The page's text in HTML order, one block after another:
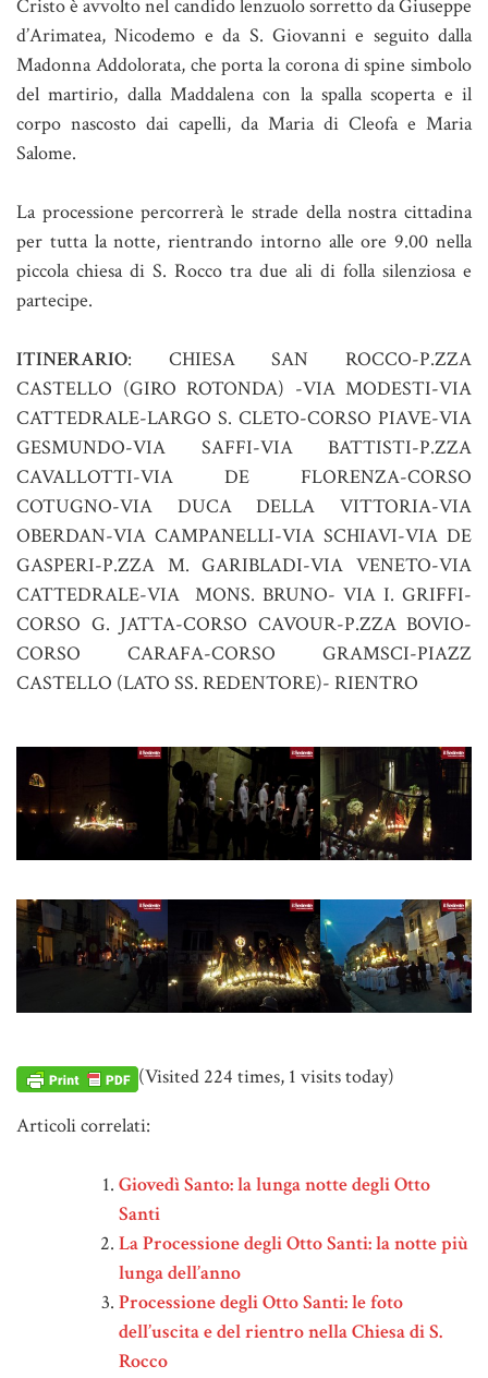
Cristo è avvolto nel candido lenzuolo sorretto da Giuseppe
d’Arimatea, Nicodemo e da S. Giovanni e seguito dalla
Madonna Addolorata, che porta la corona di spine simbolo
del martirio, dalla Maddalena con la spalla scoperta e il
corpo nascosto dai capelli, da Maria di Cleofa e Maria
Salome.
La processione percorrerà le strade della nostra cittadina
per tutta la notte, rientrando intorno alle ore 9.00 nella
piccola chiesa di S. Rocco tra due ali di folla silenziosa e
partecipe.
ITINERARIO: CHIESA SAN ROCCO-P.ZZA
CASTELLO (GIRO ROTONDA) -VIA MODESTI-VIA
CATTEDRALE-LARGO S. CLETO-CORSO PIAVE-VIA
GESMUNDO-VIA SAFFI-VIA BATTISTI-P.ZZA
CAVALLOTTI-VIA DE FLORENZA-CORSO
COTUGNO-VIA DUCA DELLA VITTORIA-VIA
OBERDAN-VIA CAMPANELLI-VIA SCHIAVI-VIA DE
GASPERI-P.ZZA M. GARIBLADI-VIA VENETO-VIA
CATTEDRALE-VIA MONS. BRUNO- VIA I. GRIFFI-
CORSO G. JATTA-CORSO CAVOUR-P.ZZA BOVIO-
CORSO CARAFA-CORSO GRAMSCI-PIAZZ
CASTELLO (LATO SS. REDENTORE)- RIENTRO
(Visited 224 times, 1 visits today)
Articoli correlati:
Giovedì Santo: la lunga notte degli Otto
Santi
La Processione degli Otto Santi: la notte più
lunga dell’anno
Processione degli Otto Santi: le foto
dell’uscita e del rientro nella Chiesa di S.
Rocco